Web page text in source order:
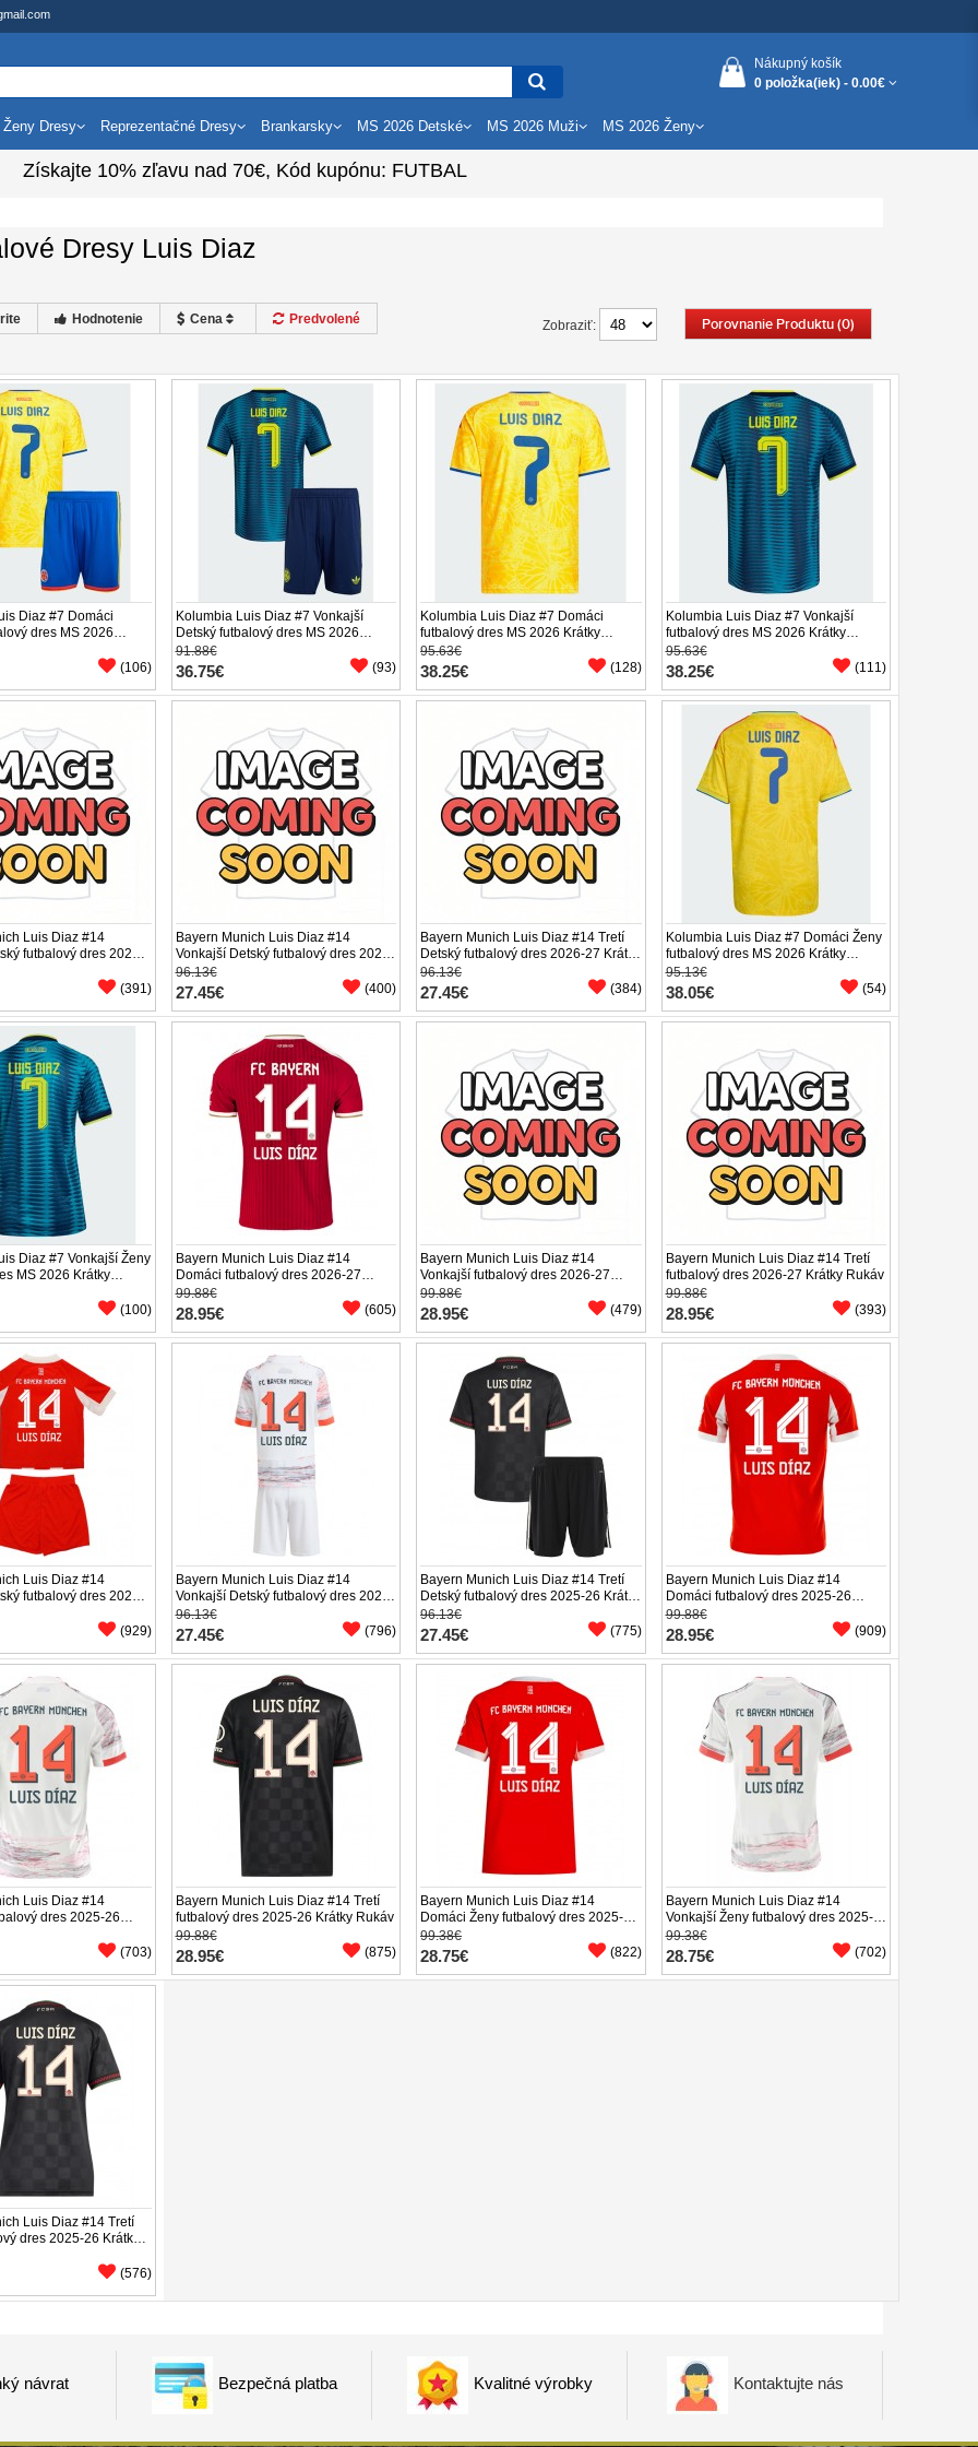
Nákupný košík
0 položka(iek) - 0.00€
Ženy Dresy Reprezentačné Dresy Brankarsky MS 2026 Detské MS 2026 Muži MS 2026 Ženy
Získajte 10%zľavu nad 70€, Kód kupónu: FUTBAL
Dresy Luis Diaz
Porovnanie Produktu (0)
Zobraziť:
Hodnotenie Cena Predvolené
Diaz #7 Domáci
dres MS 2026
(+ trenírky)
(106)
Kolumbia Luis Diaz #7 Vonkajší
Detský futbalový dres MS 2026
Krátky Rukáv (+ trenírky)
91.88€
36.75€ (93)
Kolumbia Luis Diaz #7 Domáci
futbalový dres MS 2026 Krátky
Rukáv
95.63€
38.25€ (128)
Kolumbia Luis Diaz #7 Vonkajší
futbalový dres MS 2026 Krátky
Rukáv
95.63€
38.25€ (111)
Luis Diaz #14
futbalový dres 2026-
(+ trenírky)
(391)
Bayern Munich Luis Diaz #14
Vonkajší Detský futbalový dres 2026-
27 Krátky Rukáv (+ trenírky)
96.13€
27.45€ (400)
Bayern Munich Luis Diaz #14 Tretí
Detský futbalový dres 2026-27 Krátky
Rukáv (+ trenírky)
96.13€
27.45€ (384)
Kolumbia Luis Diaz #7 Domáci Ženy
futbalový dres MS 2026 Krátky
Rukáv
95.13€
38.05€ (54)
Diaz #7 Vonkajší Ženy
MS 2026 Krátky
(100)
Bayern Munich Luis Diaz #14
Domáci futbalový dres 2026-27
Krátky Rukáv
99.88€
28.95€ (605)
Bayern Munich Luis Diaz #14
Vonkajší futbalový dres 2026-27
Krátky Rukáv
99.88€
28.95€ (479)
Bayern Munich Luis Diaz #14 Tretí
futbalový dres 2026-27 Krátky Rukáv
99.88€
28.95€ (393)
Luis Diaz #14
futbalový dres 2025-
(+ trenírky)
(929)
Bayern Munich Luis Diaz #14
Vonkajší Detský futbalový dres 2025-
26 Krátky Rukáv (+ trenírky)
96.13€
27.45€ (796)
Bayern Munich Luis Diaz #14 Tretí
Detský futbalový dres 2025-26 Krátky
Rukáv (+ trenírky)
96.13€
27.45€ (775)
Bayern Munich Luis Diaz #14
Domáci futbalový dres 2025-26
Krátky Rukáv
99.88€
28.95€ (909)
Luis Diaz #14
dres 2025-26
(703)
Bayern Munich Luis Diaz #14 Tretí
futbalový dres 2025-26 Krátky Rukáv
99.88€
28.95€ (875)
Bayern Munich Luis Diaz #14
Domáci Ženy futbalový dres 2025-26
Krátky Rukáv
99.38€
28.75€ (822)
Bayern Munich Luis Diaz #14
Vonkajší Ženy futbalový dres 2025-
26 Krátky Rukáv
99.38€
28.75€ (702)
Luis Diaz #14 Tretí
dres 2025-26 Krátky
(576)
návrat Bezpečná platba Kvalitné výrobky Kontaktujte nás